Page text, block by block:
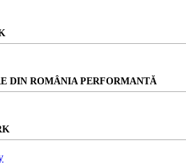
DIN ROMÂNIA PERFORMANTĂ